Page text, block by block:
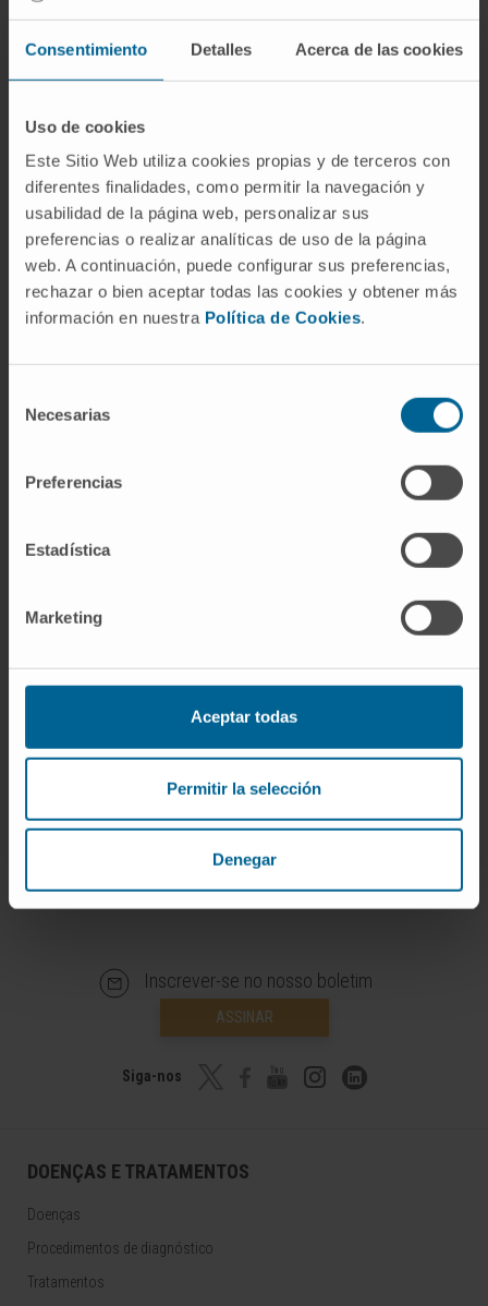
Consentimiento Detalles Acerca de las cookies
Uso de cookies
Este Sitio Web utiliza cookies propias y de terceros con
diferentes finalidades, como permitir la navegación y
usabilidad de la página web, personalizar sus
preferencias o realizar analíticas de uso de la página
web. A continuación, puede configurar sus preferencias,
rechazar o bien aceptar todas las cookies y obtener más
información en nuestra Política de Cookies.
Necesarias
Preferencias
Estadística
Marketing
Aceptar todas
Permitir la selección
Denegar
científicas.
Coautora de 4 capítulos de livro.
Apresentou numerosas comunicações orais
e escritas em congressos relacionados
com a sua especialidade.
Audiologia (AEDA).
Society (número de membro 202537).
Otorrinolaringologia e Cirurgia de Cabeça e
Membro da Associação Madrilena de
Otorrinolaringologia (AMORL).
Inscrever-se no nosso boletim
ASSINAR
Siga-nos
DOENÇAS E TRATAMENTOS
Doenças
Procedimentos de diagnóstico
Tratamentos